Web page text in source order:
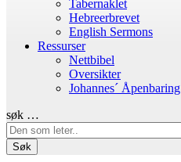
Tabernaklet
Hebreerbrevet
English Sermons
Ressurser
Nettbibel
Oversikter
Johannes´ Åpenbaring
søk …
Søk